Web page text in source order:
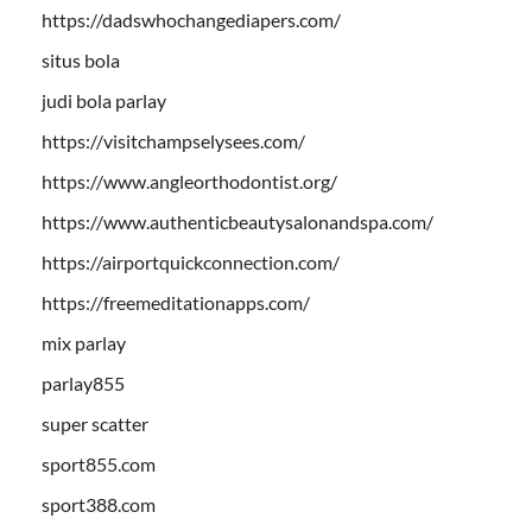
https://dadswhochangediapers.com/
situs bola
judi bola parlay
https://visitchampselysees.com/
https://www.angleorthodontist.org/
https://www.authenticbeautysalonandspa.com/
https://airportquickconnection.com/
https://freemeditationapps.com/
mix parlay
parlay855
super scatter
sport855.com
sport388.com